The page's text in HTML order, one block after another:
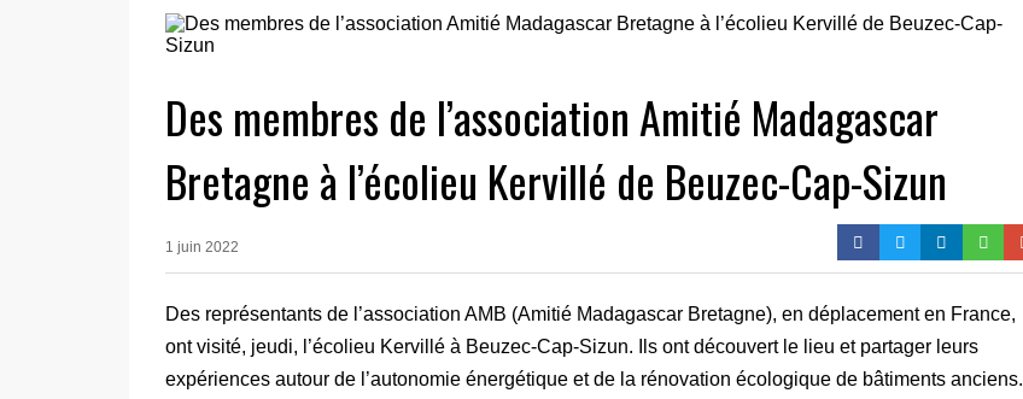
Des membres de l’association Amitié Madagascar
Bretagne à l’écolieu Kervillé de Beuzec-Cap-Sizun
1 juin 2022
Des représentants de l’association AMB (Amitié Madagascar Bretagne), en déplacement en France,
ont visité, jeudi, l’écolieu Kervillé à Beuzec-Cap-Sizun. Ils ont découvert le lieu et partager leurs
expériences autour de l’autonomie énergétique et de la rénovation écologique de bâtiments anciens.